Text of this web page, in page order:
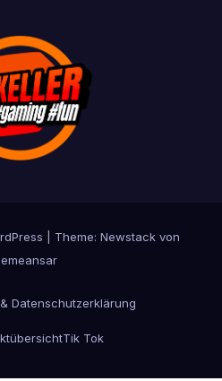
Theme: Newstack von
Datenschutzerklärung
Tik Tok